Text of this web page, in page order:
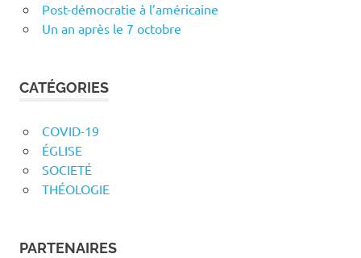
Post-démocratie à l’américaine
Un an après le 7 octobre
CATÉGORIES
COVID-19
ÉGLISE
SOCIETÉ
THÉOLOGIE
PARTENAIRES